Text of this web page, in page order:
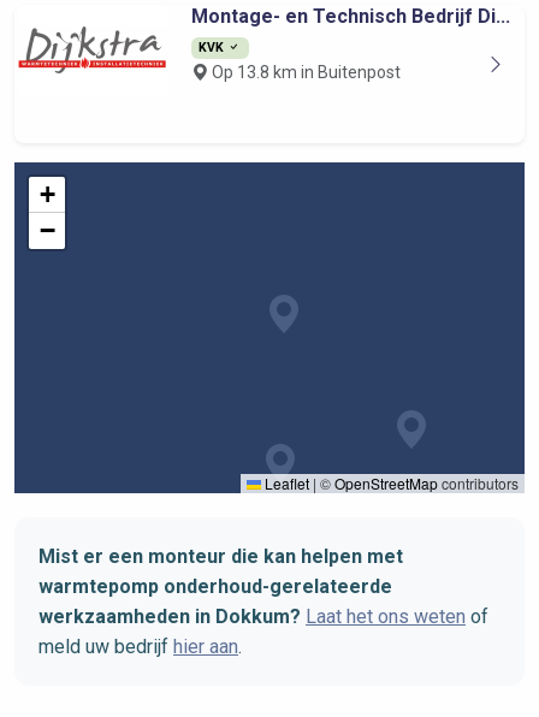
Montage- en Technisch Bedrijf Di...
KVK
Op 13.8 km in Buitenpost
+
−
Leaflet | ©OpenStreetMapcontributors
Mist er een monteur die kan helpen met
warmtepomp onderhoud-gerelateerde
werkzaamheden in Dokkum? Laat het ons weten of
meld uw bedrijf hier aan.